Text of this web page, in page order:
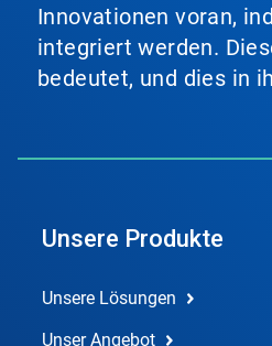
Innovationen voran,
integriert werden.
bedeutet, und dies in
Unsere Produkte
Unsere Lösungen
Unser Angebot